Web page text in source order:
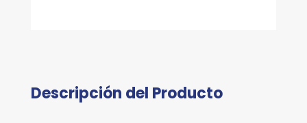
Descripción del Producto